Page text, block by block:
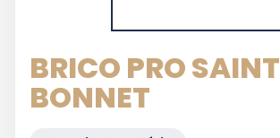
BRICO PRO SAINT
BONNET